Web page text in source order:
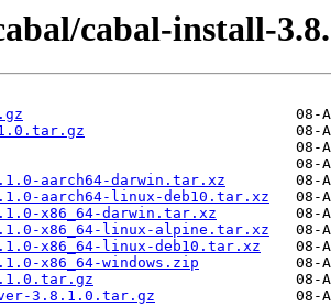
cabal-install-
aarch64-darwin.tar.xz
aarch64-linux-deb10.tar.xz
x86_64-darwin.tar.xz
x86_64-linux-alpine.tar.xz
x86_64-linux-deb10.tar.xz
x86_64-windows.zip
3.8.1.0.tar.gz